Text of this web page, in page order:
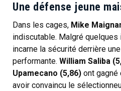
Une défense jeune
Dans les cages, Mike
indiscutable. Malgré
incarne la sécurité derrière
performante. William Saliba
Upamecano (5,86) ont gagné
avoir convaincu le